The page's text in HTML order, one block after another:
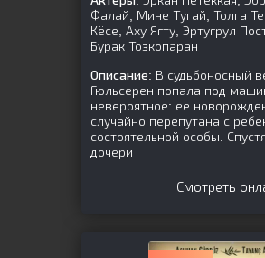
Фалай, Мине Тугай, Толга
Кёсе, Аху Ягту, Эртугрул
Бурак Тозкопаран
Описание: В судьбоносный
Гюльсерен попала под
невероятное: ее
случайно перепутана с
состоятельной особы.
дочери
Смотреть